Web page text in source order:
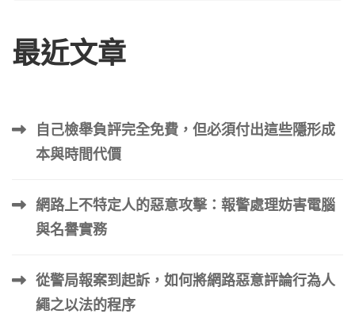
時機與流程 – 何時申請？如何一步步完成？ 時機是成功的
關鍵之一。申請絕不是在收到判決書後才開始思考。 3.1 最
核與裁定 步驟五：確認結果 第四章：聲請書狀撰寫技巧與
範例 – 說服法官的藝術 一份成功的聲請狀，必須像一篇論
書狀範例（節錄） 民事聲請狀（隱匿判決書資訊） 案號： 1
12年度XX字第XXX號訴訟標的： 給付貨款事件聲請人： ○
○科技有限公司（設：台北市XX區XX路XX號）法定代理
項：為請准予於貴院112年度XX字第XXX號給付貨款事件之
判決書及司法院公開查詢系統中，隱匿聲請人公司之名稱及
最近文章
自己檢舉負評完全免費，但必須付出這些隱形成
本與時間代價
網路上不特定人的惡意攻擊：報警處理妨害電腦
與名譽實務
從警局報案到起訴，如何將網路惡意評論行為人
繩之以法的程序